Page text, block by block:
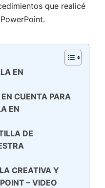
que realicé
EN
CUENTA PARA
EN
DE
CREATIVA Y
– VIDEO